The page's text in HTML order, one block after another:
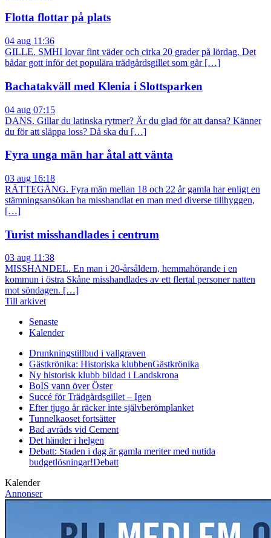
Flotta flottar på plats
04 aug 11:36
GILLE. SMHI lovar fint väder och cirka 20 grader på lördag. Det
bådar gott inför det populära trädgårdsgillet som går […]
Bachatakväll med Klenia i Slottsparken
04 aug 07:15
DANS. Gillar du latinska rytmer? Är du glad för att dansa? Känner
du för att släppa loss? Då ska du […]
Fyra unga män har åtal att vänta
03 aug 16:18
RÄTTEGÅNG. Fyra män mellan 18 och 22 år gamla har enligt en
stämningsansökan ha misshandlat en man med diverse tillhyggen,
[…]
Turist misshandlades i centrum
03 aug 11:38
MISSHANDEL. En man i 20-årsåldern, hemmahörande i en
kommun i östra Skåne misshandlades av ett flertal personer natten
mot söndagen. […]
Till arkivet
Senaste
Kalender
Drunkningstillbud i vallgraven
Gästkrönika: Historiska klubbenGästkrönika
Ny historisk klubb bildad i Landskrona
BoIS vann över Öster
Succé för Trädgårdsgillet – Igen
Efter tjugo år räcker inte självberömplanket
Tunnelkaoset fortsätter
Bad avråds vid Cement
Det händer i helgen
Debatt: Staden i dag är gamla meriter med nutida
budgetlösningar!Debatt
Kalender
Annonser